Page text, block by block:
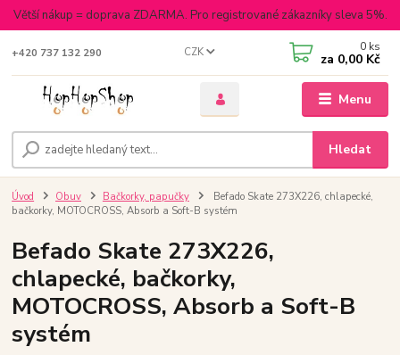
Větší nákup = doprava ZDARMA. Pro registrované zákazníky sleva 5%.
Menu
CZK
Hledat
+420 737 132 290 0 ks
za 0,00 Kč
Úvod Obuv Bačkorky, papučky
Befado Skate 273X226, chlapecké,
bačkorky, MOTOCROSS, Absorb a Soft-B systém
Befado Skate 273X226,
chlapecké, bačkorky,
MOTOCROSS, Absorb a Soft-B
systém